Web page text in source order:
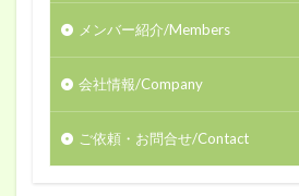
メンバー紹介/Members
会社情報/Company
ご依頼・お問合せ/Contact